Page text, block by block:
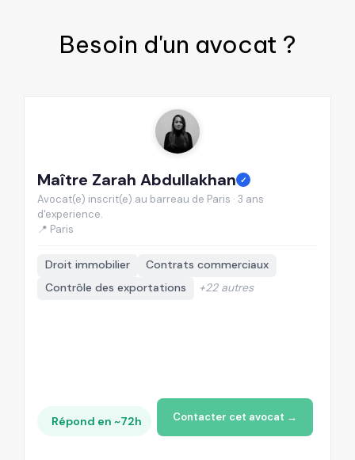
Besoin d'un avocat ?
Maître Zarah Abdullakhan ✓
Avocat(e) inscrit(e) au barreau de Paris · 3 ans
d'experience.
📍 Paris
Droit immobilier
Contrats commerciaux
Contrôle des exportations
+22 autres
Répond en ~72h Contacter cet avocat →